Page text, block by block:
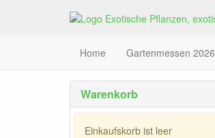
Home Gartenmessen 2026
Warenkorb
Einkaufskorb ist leer